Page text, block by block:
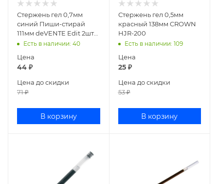
Стержень гел 0,7мм
синий Пиши-стирай
111мм deVENTE Edit 2шт
5053890
Есть в наличии: 40
Цена
44 ₽
Цена до скидки
71₽
В корзину
Стержень гел 0,5мм
красный 138мм CROWN
HJR-200
Есть в наличии: 109
Цена
25₽
Цена до скидки
53₽
В корзину